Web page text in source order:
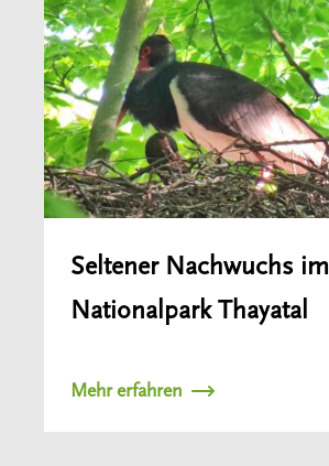
Seltener Nachwuchs im
Nationalpark Thayatal
Mehr erfahren